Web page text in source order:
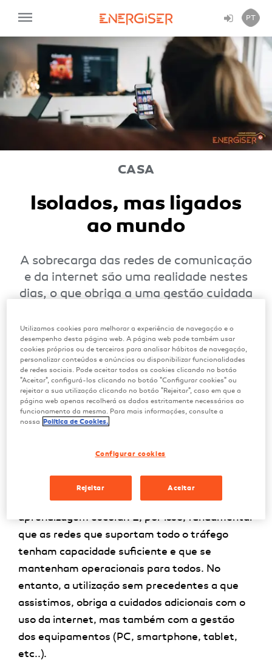
PT
CASA
Isolados, mas ligados
ao mundo
A sobrecarga das redes de comunicação
e da internet são uma realidade nestes
dias, o que obriga a uma gestão cuidada
nada falhe
Março 2020
ferramentas mais importantes para todos
em teletrabalho, seja para entreter as crianças
e para garantir que continuam a sua
aprendizagem escolar. É, por isso, fundamental
que as redes que suportam todo o tráfego
tenham capacidade suficiente e que se
mantenham operacionais para todos. No
entanto, a utilização sem precedentes a que
assistimos, obriga a cuidados adicionais com o
uso da internet, mas também com a gestão
dos equipamentos (PC, smartphone, tablet,
etc..).
Utilizamos cookies para melhorar a experiência de navegação e o
desempenho desta página web. A página web pode também usar
cookies próprios ou de terceiros para analisar hábitos de navegação,
personalizar conteúdos e anúncios ou disponibilizar funcionalidades
de redes sociais. Pode aceitar todos os cookies clicando no botão
"Aceitar", configurá-los clicando no botão "Configurar cookies" ou
rejeitar a sua utilização clicando no botão "Rejeitar", caso em que a
página web apenas recolherá os dados estritamente necessários ao
funcionamento da mesma. Para mais informações, consulte a
nossa Política de Cookies.
Configurar cookies
Rejeitar Aceitar